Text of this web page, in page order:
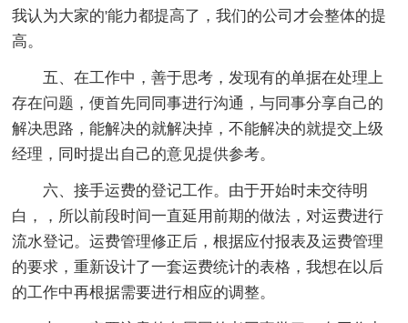
我认为大家的'能力都提高了，我们的公司才会整体的提
高。
五、在工作中，善于思考，发现有的单据在处理上
存在问题，便首先同同事进行沟通，与同事分享自己的
解决思路，能解决的就解决掉，不能解决的就提交上级
经理，同时提出自己的意见提供参考。
六、接手运费的登记工作。由于开始时未交待明
白，，所以前段时间一直延用前期的做法，对运费进行
流水登记。运费管理修正后，根据应付报表及运费管理
的要求，重新设计了一套运费统计的表格，我想在以后
的工作中再根据需要进行相应的调整。